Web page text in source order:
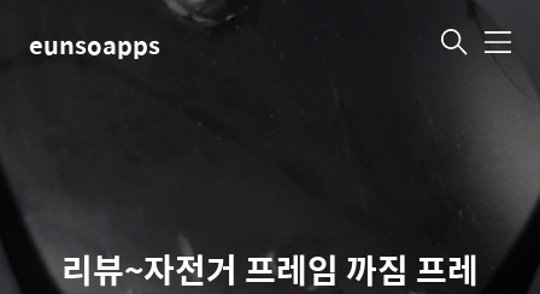
eunsoapps 메
리뷰~자전거 프레임 까짐 프레